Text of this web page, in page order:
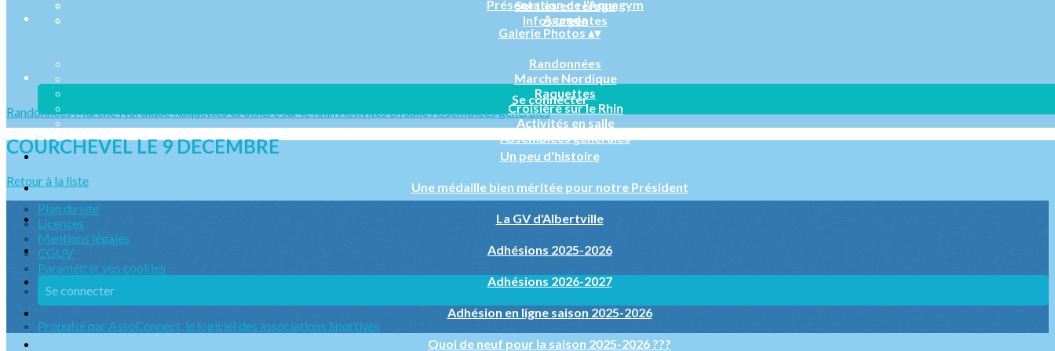
Sorties en refuge
Infos urgentes
Présentation de l'Aquagym
Agenda
Galerie Photos ▴▾
Randonnées
Marche Nordique
Raquettes
Croisière sur le Rhin
Activités en salle
Assemblées générales
Se connecter
Un peu d'histoire
Une médaille bien méritée pour notre Président
La GV d'Albertville
Adhésions 2025-2026
Adhésions 2026-2027
Adhésion en ligne saison 2025-2026
Quoi de neuf pour la saison 2025-2026 ???
RandonnéesMarche NordiqueRaquettesCroisière sur le RhinActivités en salleAssemblées générales
COURCHEVEL LE 9 DECEMBRE
Retour à la liste
Plan du site
Licences
Mentions légales
CGUV
Paramétrer vos cookies
Se connecter
Propulsé par AssoConnect, le logiciel des associations Sportives